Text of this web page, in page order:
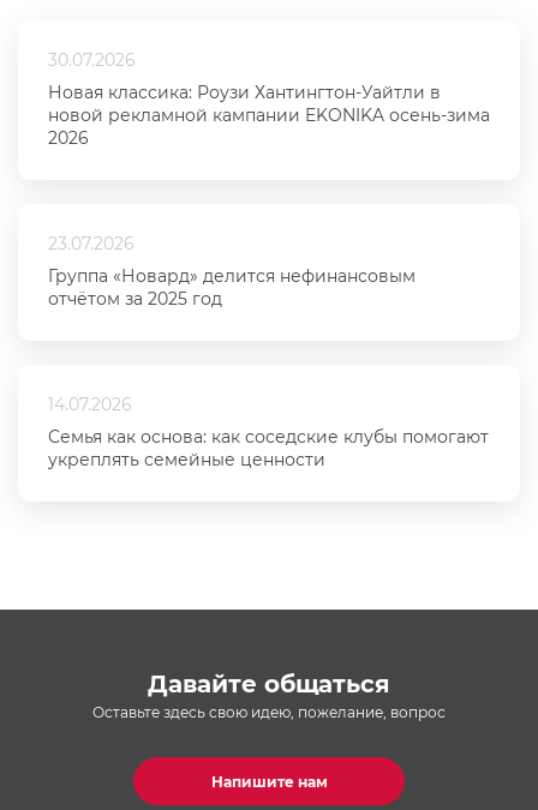
30.07.2026
Новая классика: Роузи Хантингтон-Уайтли в
новой рекламной кампании EKONIKA осень-зима
2026
23.07.2026
Группа «Новард» делится нефинансовым
отчётом за 2025 год
14.07.2026
Семья как основа: как соседские клубы помогают
укреплять семейные ценности
Давайте общаться
Оставьте здесь свою идею, пожелание, вопрос
Напишите нам